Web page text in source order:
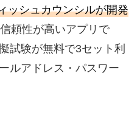
ッシュカウンシルが開発
頼性が高いアプリで
試験が無料で3セット利
ルアドレス・パスワー